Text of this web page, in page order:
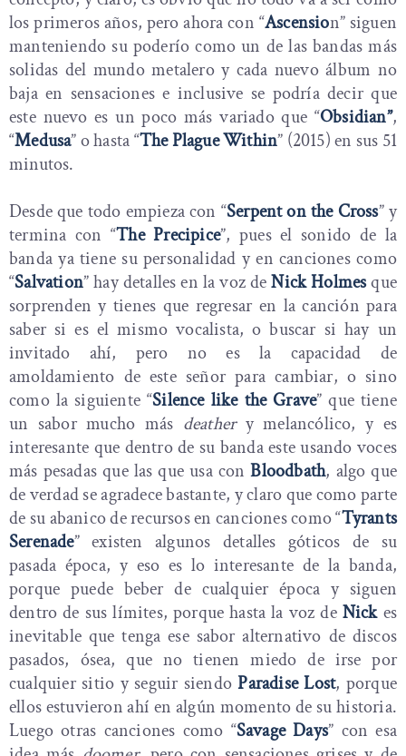
los primeros años, pero ahora con “Ascension” siguen
manteniendo su poderío como un de las bandas más
solidas del mundo metalero y cada nuevo álbum no
baja en sensaciones e inclusive se podría decir que
este nuevo es un poco más variado que “Obsidian”,
“Medusa” o hasta “The Plague Within” (2015) en sus 51
minutos.
Desde que todo empieza con “Serpent on the Cross” y
termina con “The Precipice”, pues el sonido de la
banda ya tiene su personalidad y en canciones como
“Salvation” hay detalles en la voz deNick Holmesque
sorprenden y tienes que regresar en la canción para
saber si es el mismo vocalista, o buscar si hay un
invitado ahí, pero no es la capacidad de
amoldamiento de este señor para cambiar, o sino
como la siguiente “Silence like the Grave” que tiene
un sabor mucho más deathery melancólico, y es
interesante que dentro de su banda este usando voces
más pesadas que las que usa conBloodbath, algo que
de verdad se agradece bastante, y claro que como parte
de su abanico de recursos en canciones como “Tyrants
Serenade” existen algunos detalles góticos de su
pasada época, y eso es lo interesante de la banda,
porque puede beber de cualquier época y siguen
dentro de sus límites, porque hasta la voz de Nickes
inevitable que tenga ese sabor alternativo de discos
pasados, ósea, que no tienen miedo de irse por
cualquier sitio y seguir siendoParadise Lost, porque
ellos estuvieron ahí en algún momento de su historia.
Luego otras canciones como “Savage Days” con esa